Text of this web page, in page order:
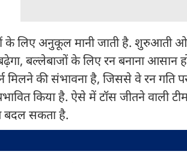
के लिए अनुकूल मानी जाती है. शुरुआती
बल्लेबाजों के लिए रन बनाना आसान
मिलने की संभावना है, जिससे वे रन गति
किया है. ऐसे में टॉस जीतने वाली
बदल सकता है.